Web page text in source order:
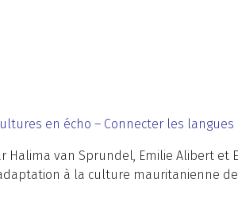
en écho – Connecter les
Halima van Sprundel, Emilie Alibert et
à la culture mauritanienne